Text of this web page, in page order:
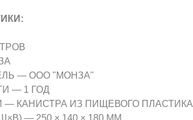
— ООО "МОНЗА"
— 1 ГОД
— КАНИСТРА ИЗ ПИЩЕВОГО ПЛАСТИКА
— 250 × 140 × 180 ММ